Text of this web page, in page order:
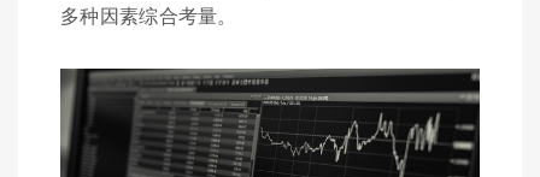
多种因素综合考量。